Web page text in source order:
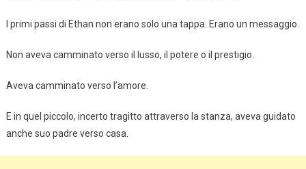
I primi passi di Ethan non erano solo una tappa. Erano un messaggio.
Non aveva camminato verso il lusso, il potere o il prestigio.
Aveva camminato verso l’amore.
E in quel piccolo, incerto tragitto attraverso la stanza, aveva guidato
anche suo padre verso casa.